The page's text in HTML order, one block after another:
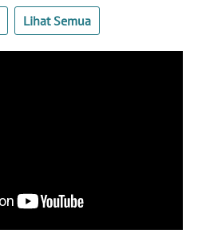
Lihat Semua